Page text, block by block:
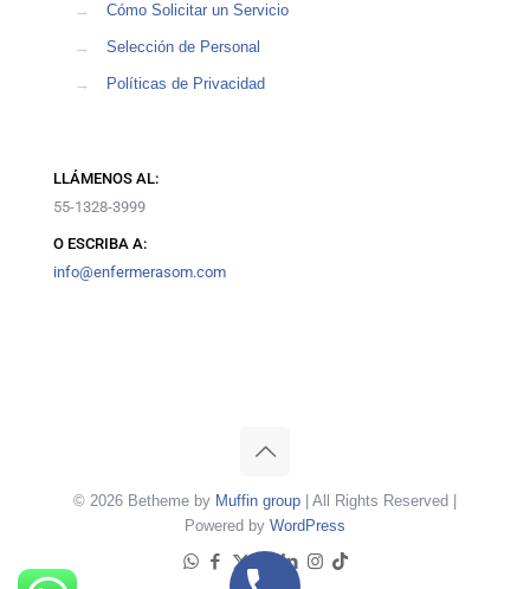
→ Cómo Solicitar un Servicio
→ Selección de Personal
→ Políticas de Privacidad
LLÁMENOS AL:
55-1328-3999
O ESCRIBA A:
info@enfermerasom.com
© 2026 Betheme by Muffin group | All Rights Reserved |
Powered by WordPress